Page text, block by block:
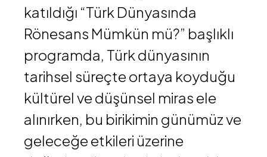
katıldığı “Türk Dünyasında
Rönesans Mümkün mü?” başlıklı
programda, Türk dünyasının
tarihsel süreçte ortaya koyduğu
kültürel ve düşünsel miras ele
alınırken, bu birikimin günümüz ve
geleceğe etkileri üzerine